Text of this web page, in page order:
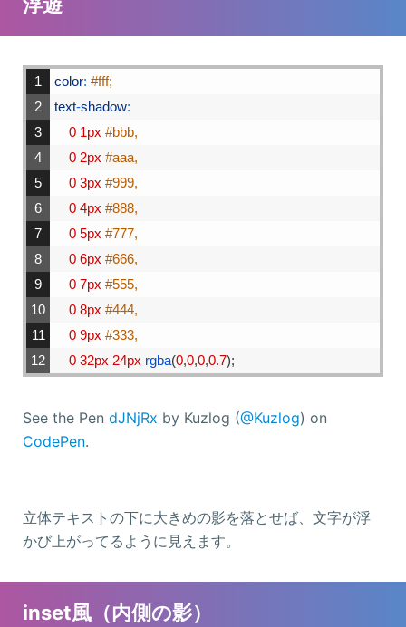
1
2
3
4
5
6
7
8
9
10
11
12
color: #fff;
text-shadow:
0 1px #bbb,
0 2px #aaa,
0 3px #999,
0 4px #888,
0 5px #777,
0 6px #666,
0 7px #555,
0 8px #444,
0 9px #333,
0 32px 24px rgba(0,0,0,0.7);
See the Pen dJNjRx by Kuzlog (@Kuzlog) on
CodePen.
立体テキストの下に大きめの影を落とせば、文字が浮
かび上がってるように見えます。
inset風（内側の影）